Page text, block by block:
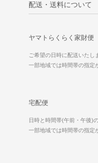
配送・送料について
ヤマトらくらく家財便
ご希望の日時に配送いたし
一部地域では時間帯の指定
宅配便
日時と時間帯(午前・午後)
一部地域では時間帯の指定